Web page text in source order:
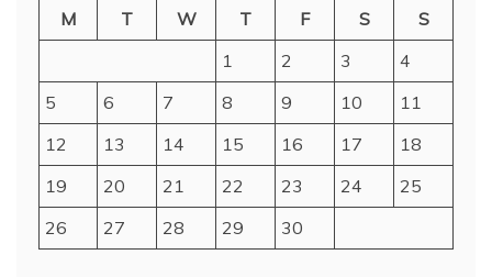
M
T W T F S
S
1
2 3
4
5
6 7 8 9 10
11
12
13 14 15 16 17
18
19
20 21 22 23 24
25
26
27 28 29 30